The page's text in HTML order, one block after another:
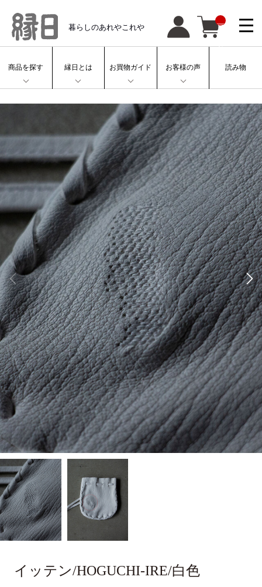
暮らしのあれやこれや
IT
M
C
商品を探す 縁日とは お買物ガイド お客様の声 読み物
イッテン/HOGUCHI-IRE/白色